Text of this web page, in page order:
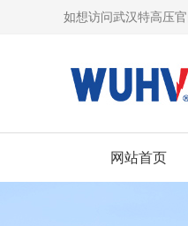
如想访问武汉特高压
网站首页